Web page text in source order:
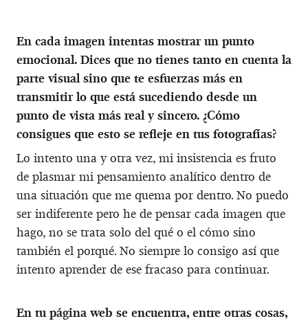
En cada imagen intentas mostrar un punto
emocional. Dices que no tienes tanto en cuenta la
parte visual sino que te esfuerzas más en
transmitir lo que está sucediendo desde un
punto de vista más real y sincero. ¿Cómo
consigues que esto se refleje en tus fotografías?
Lo intento una y otra vez, mi insistencia es fruto
de plasmar mi pensamiento analítico dentro de
una situación que me quema por dentro. No puedo
ser indiferente pero he de pensar cada imagen que
hago, no se trata solo del qué o el cómo sino
también el porqué. No siempre lo consigo así que
intento aprender de ese fracaso para continuar.
En tu página web se encuentra, entre otras cosas,